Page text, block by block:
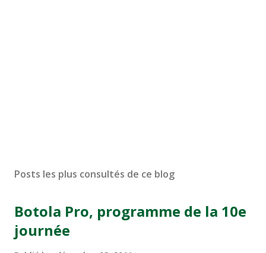
Posts les plus consultés de ce blog
Botola Pro, programme de la 10e
journée